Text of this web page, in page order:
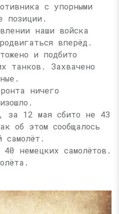
с упорными
позиции.
наши войска
вперёд.
и подбито
танков. Захвачено
ничего
за 12 мая сбито не 43
об этом сообщалось
самолёт.
немецких самолётов.